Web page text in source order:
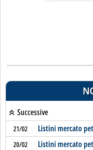
Successive
21/02 Listini mercato
20/02 Listini mercato